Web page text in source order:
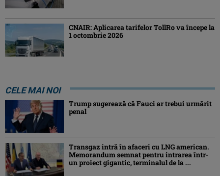
CNAIR: Aplicarea tarifelor TollRo va începe la
1 octombrie 2026
CELE MAI NOI
Trump sugerează că Fauci ar trebui urmărit
penal
Transgaz intră în afaceri cu LNG american.
Memorandum semnat pentru intrarea într-
un proiect gigantic, terminalul de la ...